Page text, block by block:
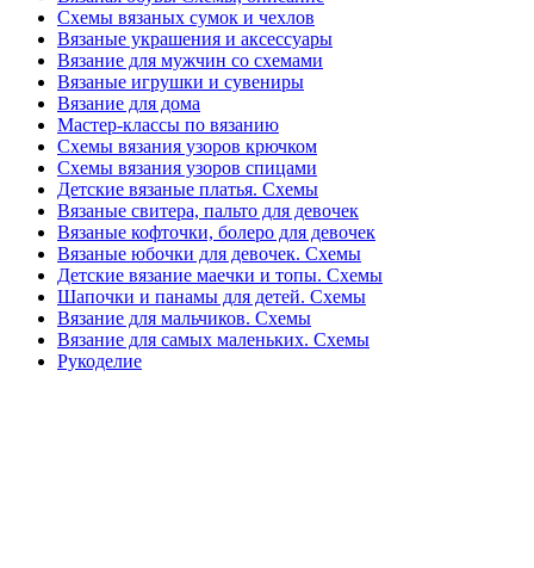
Схемы вязаных сумок и чехлов
Вязаные украшения и аксессуары
Вязание для мужчин со схемами
Вязаные игрушки и сувениры
Вязание для дома
Мастер-классы по вязанию
Схемы вязания узоров крючком
Схемы вязания узоров спицами
Детские вязаные платья. Схемы
Вязаные свитера, пальто для девочек
Вязаные кофточки, болеро для девочек
Вязаные юбочки для девочек. Схемы
Детские вязание маечки и топы. Схемы
Шапочки и панамы для детей. Схемы
Вязание для мальчиков. Схемы
Вязание для самых маленьких. Схемы
Рукоделие